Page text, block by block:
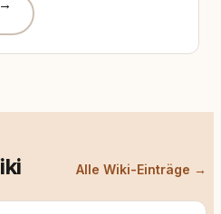
Alle Wiki-Einträge →